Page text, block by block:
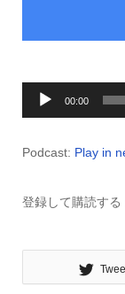
声
ー
00:00
Podcast: Play in
登録して購読する